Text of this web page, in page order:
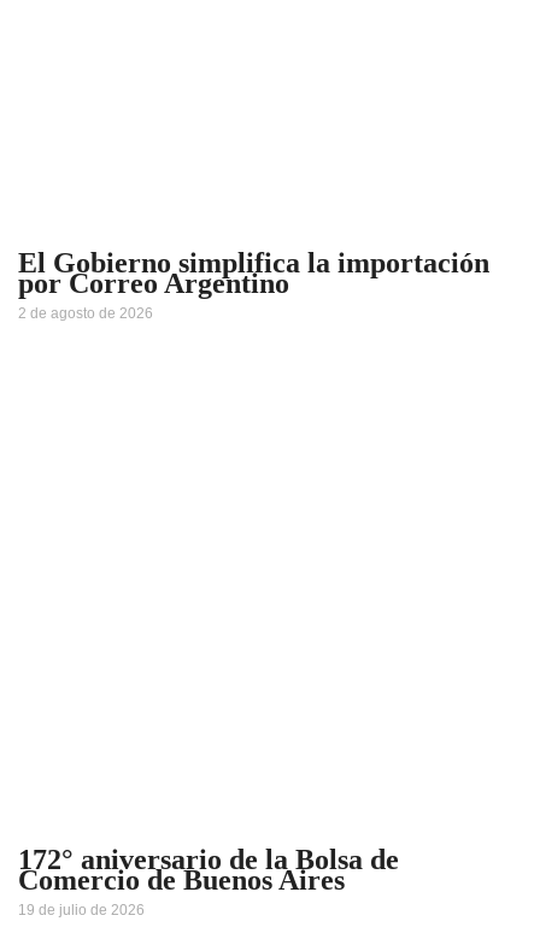
El Gobierno simplifica la importación
por Correo Argentino
2 de agosto de 2026
172° aniversario de la Bolsa de
Comercio de Buenos Aires
19 de julio de 2026